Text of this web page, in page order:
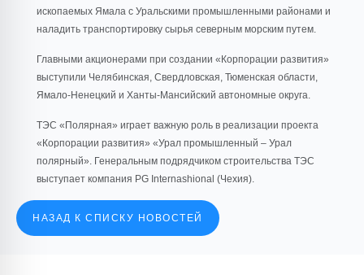
ископаемых Ямала с Уральскими промышленными районами и
наладить транспортировку сырья северным морским путем.
Главными акционерами при создании «Корпорации развития»
выступили Челябинская, Свердловская, Тюменская области,
Ямало-Ненецкий и Ханты-Мансийский автономные округа.
ТЭС «Полярная» играет важную роль в реализации проекта
«Корпорации развития» «Урал промышленный – Урал
полярный». Генеральным подрядчиком строительства ТЭС
выступает компания PG Internashional (Чехия).
НАЗАД К СПИСКУ НОВОСТЕЙ